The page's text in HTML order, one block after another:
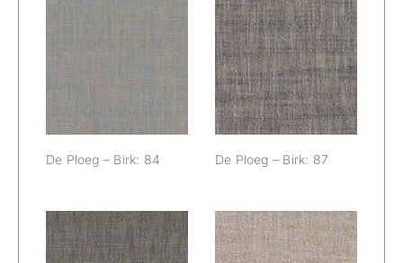
De Ploeg – Birk:
De Ploeg – Birk: 84
De Ploeg – Birk:
87
De Ploeg – Birk: 87